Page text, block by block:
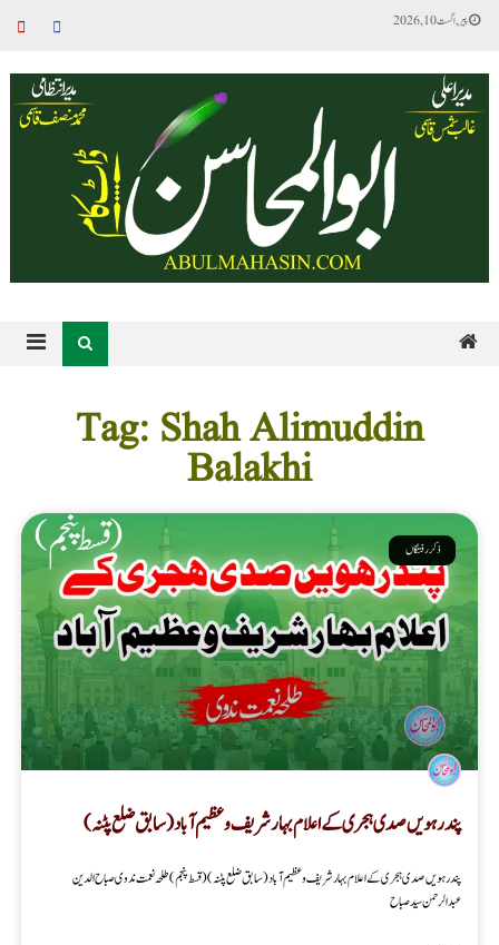
پیر, اگست 10, 2026
Tag: Shah Alimuddin
Balakhi
ذکر رفتگاں
پندرہویں صدی ہجری کے اعلام بہار شریف و عظیم آباد (سابق ضلع پٹنہ)
پندرہویں صدی ہجری کے اعلام بہار شریف و عظیم آباد (سابق ضلع پٹنہ) ( قسط پنجم ) طلحہ نعمت ندوی صباح الدین
عبدالرحمن سید صباح